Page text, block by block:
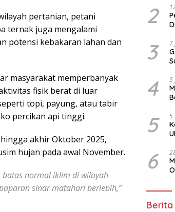
pertanian, petani
ternak juga mengalami
potensi kebakaran lahan dan
masyarakat memperbanyak
fisik berat di luar
topi, payung, atau tabir
percikan api tinggi.
akhir Oktober 2025,
hujan pada awal November.
normal iklim di wilayah
sinar matahari berlebih,”
2
3 7
4 5
5 5
6
Berita